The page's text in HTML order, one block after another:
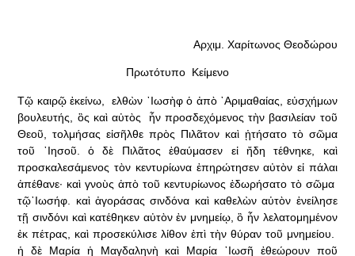
Αρχιμ. Χαρίτωνος Θεοδώρου
Πρωτότυπο Κείμενο
Τῷ καιρῷ ἐκείνω, ελθὼν ᾿Ιωσὴφ ὁ ἀπὸ ᾿Αριμαθαίας, εὐσχήμων
βουλευτής, ὃς καὶ αὐτὸς ἦν προσδεχόμενος τὴν βασιλείαν τοῦ
Θεοῦ, τολμήσας εἰσῆλθε πρὸς Πιλᾶτον καὶ ᾐτήσατο τὸ σῶμα
τοῦ ᾿Ιησοῦ. ὁ δὲ Πιλᾶτος ἐθαύμασεν εἰ ἤδη τέθνηκε, καὶ
προσκαλεσάμενος τὸν κεντυρίωνα ἐπηρώτησεν αὐτὸν εἰ πάλαι
ἀπέθανε· καὶ γνοὺς ἀπὸ τοῦ κεντυρίωνος ἐδωρήσατο τὸ σῶμα
τῷ᾿Ιωσήφ. καὶ ἀγοράσας σινδόνα καὶ καθελὼν αὐτὸν ἐνείλησε
τῇ σινδόνι καὶ κατέθηκεν αὐτὸν ἐν μνημείῳ, ὃ ἦν λελατομημένον
ἐκ πέτρας, καὶ προσεκύλισε λίθον ἐπὶ τὴν θύραν τοῦ μνημείου.
ἡ δὲ Μαρία ἡ Μαγδαληνὴ καὶ Μαρία ᾿Ιωσῆ ἐθεώρουν ποῦ